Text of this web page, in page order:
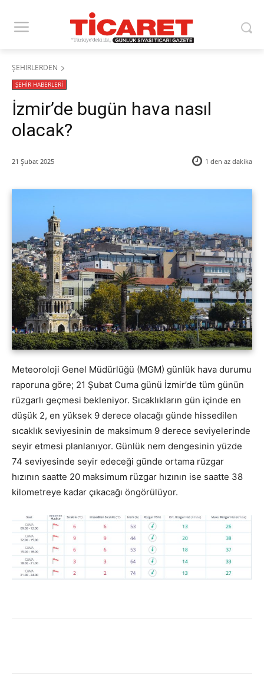
ŞEHİRLERDEN
ŞEHİR HABERLERİ
İzmir’de bugün hava nasıl
olacak?
21 Şubat 2025 1 den az dakika
Meteoroloji Genel Müdürlüğü (MGM) günlük hava durumu
raporuna göre; 21 Şubat Cuma günü İzmir’de tüm günün
rüzgarlı geçmesi bekleniyor. Sıcaklıkların gün içinde en
düşük 2, en yüksek 9 derece olacağı günde hissedilen
sıcaklık seviyesinin de maksimum 9 derece seviyelerinde
seyir etmesi planlanıyor. Günlük nem dengesinin yüzde
74 seviyesinde seyir edeceği günde ortama rüzgar
hızının saatte 20 maksimum rüzgar hızının ise saatte 38
kilometreye kadar çıkacağı öngörülüyor.